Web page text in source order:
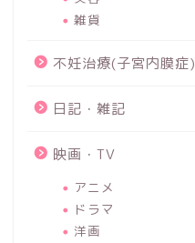
雑貨
不妊治療(子宮内膜症)
日記・雑記
映画・TV
アニメ
ドラマ
洋画